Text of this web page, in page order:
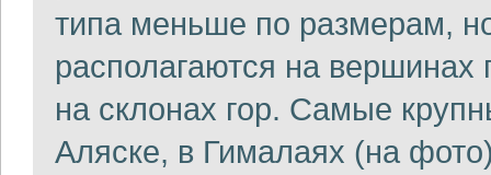
типа меньше по размерам,
располагаются на
на склонах гор. Самые
Аляске, в Гималаях (на